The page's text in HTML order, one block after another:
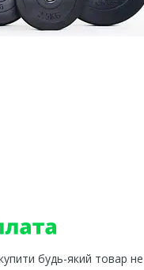
будь-який товар